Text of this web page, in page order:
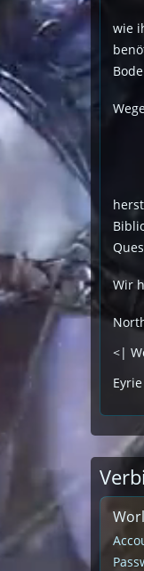
wie
Wir
<|